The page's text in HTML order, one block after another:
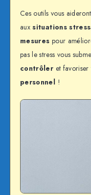
Ces outils vous
auxsituations
mesures pour
pas le stress vous
contrôler et favoriser
personnel !